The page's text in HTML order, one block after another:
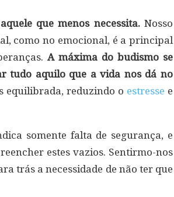
que menos necessita.Nosso
como no emocional, é a principal
A máxima do budismo se
tudo aquilo que a vida nos dá no
equilibrada, reduzindo o estresse e
somente falta de segurança, e
estes vazios. Sentirmo-nos
trás a necessidade de não ter que